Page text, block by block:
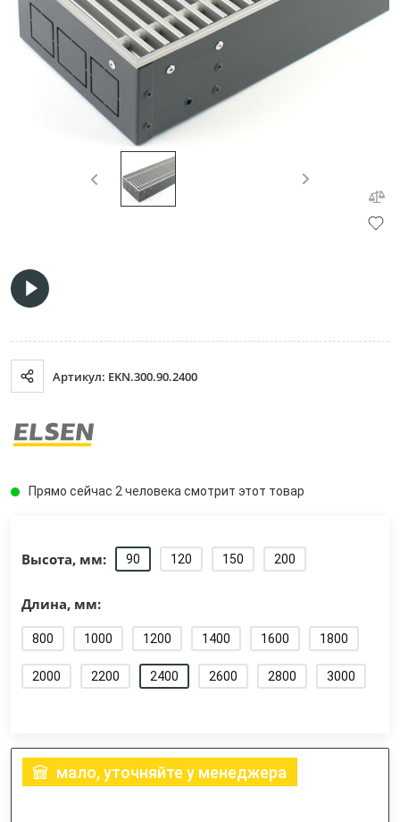
Артикул: EKN.300.90.2400
Прямо сейчас 2 человека смотрит этот товар
Высота, мм: 90 120 150 200
Длина, мм:
800 1000 1200 1400 1600 1800
2000 2200 2400 2600 2800 3000
мало, уточняйте у менеджера